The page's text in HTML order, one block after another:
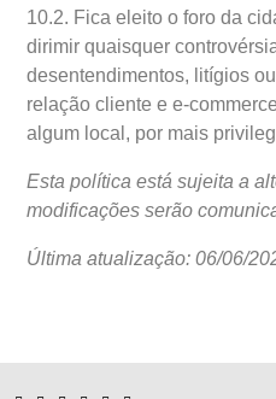
10.2. Fica eleito o foro da
dirimir quaisquer
desentendimentos, litígios
relação cliente e e-
algum local, por mais
Esta política está sujeita a
modificações serão
Última atualização: 06/06/